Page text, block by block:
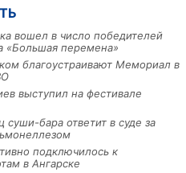
вошел в число победителей
«Большая перемена»
благоустраивают Мемориал в
выступил на фестивале
бара ответит в суде за
подключилось к
в Ангарске